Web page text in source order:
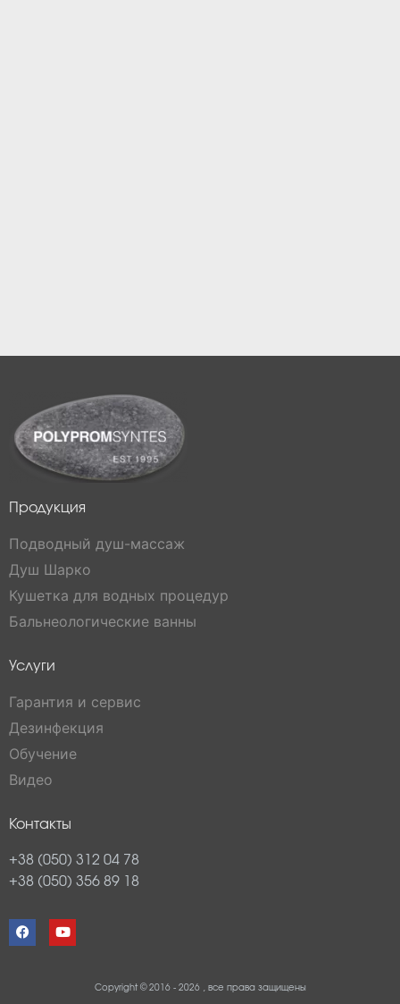
Продукция
Подводный душ-массаж
Душ Шарко
Кушетка для водных процедур
Бальнеологические ванны
Услуги
Гарантия и сервис
Дезинфекция
Обучение
Видео
Контакты
+38 (050) 312 04 78
+38 (050) 356 89 18
Copyright © 2016 - 2026 , все права защищены